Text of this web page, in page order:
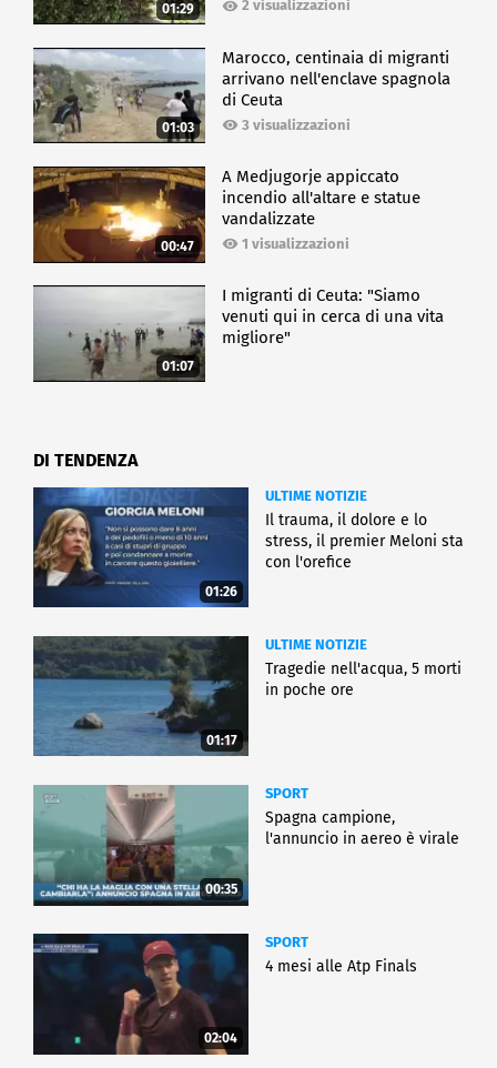
01:29 2 visualizzazioni
01:03
Marocco, centinaia di migranti
arrivano nell'enclave spagnola
di Ceuta
3 visualizzazioni
00:47
A Medjugorje appiccato
incendio all'altare e statue
vandalizzate
1 visualizzazioni
01:07
I migranti di Ceuta: "Siamo
venuti qui in cerca di una vita
migliore"
DI TENDENZA
01:26
ULTIME NOTIZIE
Il trauma, il dolore e lo
stress, il premier Meloni sta
con l'orefice
01:17
ULTIME NOTIZIE
Tragedie nell'acqua, 5 morti
in poche ore
00:35
SPORT
Spagna campione,
l'annuncio in aereo è virale
02:04
SPORT
4 mesi alle Atp Finals